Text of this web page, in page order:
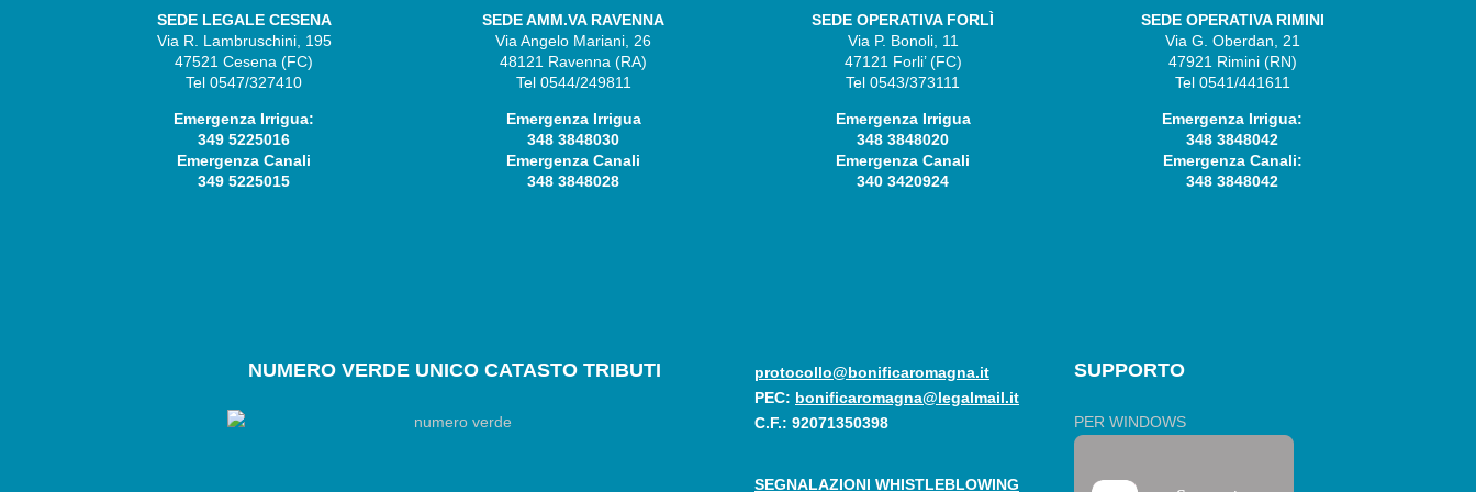
SEDE LEGALE CESENA
Via R. Lambruschini, 195
47521 Cesena (FC)
Tel 0547/327410
Emergenza Irrigua:
349 5225016
Emergenza Canali
349 5225015
SEDE AMM.VA RAVENNA
Via Angelo Mariani, 26
48121 Ravenna (RA)
Tel 0544/249811
Emergenza Irrigua
348 3848030
Emergenza Canali
348 3848028
SEDE OPERATIVA FORLÌ
Via P. Bonoli, 11
47121 Forli’ (FC)
Tel 0543/373111
Emergenza Irrigua
348 3848020
Emergenza Canali
340 3420924
SEDE OPERATIVA RIMINI
Via G. Oberdan, 21
47921 Rimini (RN)
Tel 0541/441611
Emergenza Irrigua:
348 3848042
Emergenza Canali:
348 3848042
NUMEROVERDE UNICO CATASTO TRIBUTI
protocollo@bonificaromagna.it
PEC: bonificaromagna@legalmail.it
C.F.: 92071350398
SEGNALAZIONI WHISTLEBLOWING
SUPPORTO
PER WINDOWS